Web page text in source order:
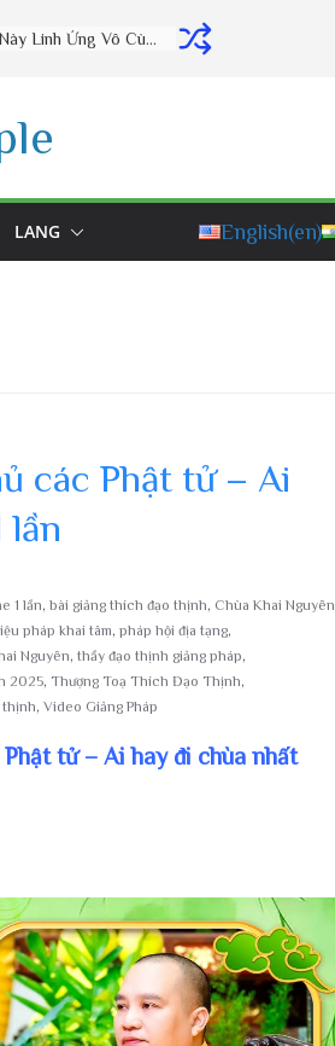
Thờ Cúng Đúng Cách Phúc Lộc Đầy Nhà (vấn đáp rất hay) – Thầy Thích Đạo Thịnh
LANG English(en)
các Phật tử – Ai
lần
1 lần, bài giảng thích đạo thịnh, Chùa Khai Nguyên
pháp khai tâm, pháp hội địa tạng,
Nguyên, thầy đạo thịnh giảng pháp,
2025, Thượng Toạ Thích Đạo Thịnh,
thịnh, Video Giảng Pháp
tử – Ai hay đi chùa nhất